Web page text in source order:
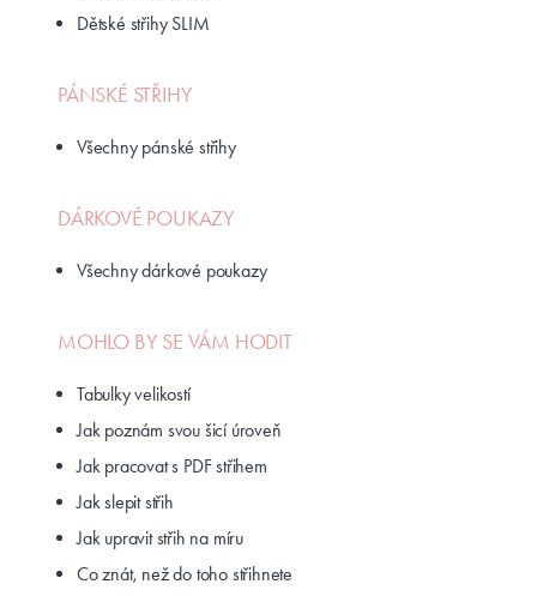
Dětské střihy SLIM
PÁNSKÉ STŘIHY
Všechny pánské střihy
DÁRKOVÉ POUKAZY
Všechny dárkové poukazy
MOHLO BY SE VÁM HODIT
Tabulky velikostí
Jak poznám svou šicí úroveň
Jak pracovat s PDF střihem
Jak slepit střih
Jak upravit střih na míru
Co znát, než do toho střihnete